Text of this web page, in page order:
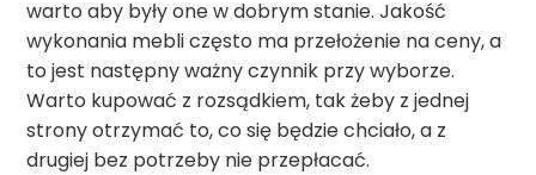
warto aby były one w dobrym stanie. Jakość
wykonania mebli często ma przełożenie na ceny, a
to jest następny ważny czynnik przy wyborze.
Warto kupować z rozsądkiem, tak żeby z jednej
strony otrzymać to, co się będzie chciało, a z
drugiej bez potrzeby nie przepłacać.